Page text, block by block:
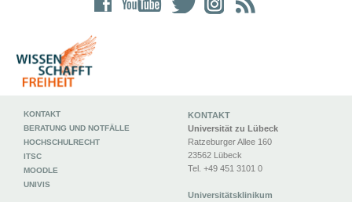
KONTAKT
Universität zu Lübeck
Ratzeburger Allee 160
23562 Lübeck
Tel. +49 451 3101 0
Universitätsklinikum
KONTAKT
BERATUNG UND NOTFÄLLE
HOCHSCHULRECHT
ITSC
MOODLE
UNIVIS